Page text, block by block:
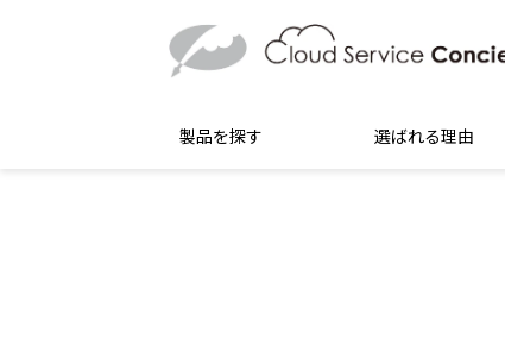
製品を探す 選ばれる理由